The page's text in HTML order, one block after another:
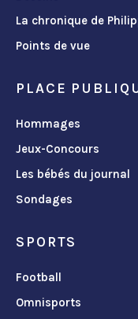
La chronique de
Points de vue
PLACE
Hommages
Jeux-Concours
Les bébés du journal
Sondages
SPORTS
Football
Omnisports